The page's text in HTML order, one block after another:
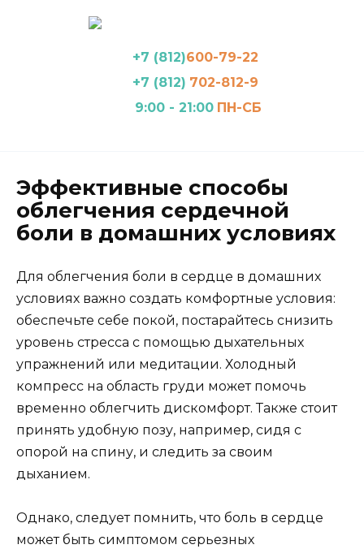
+7 (812)600-79-22
+7 (812) 702-812-9
9:00 - 21:00 ПН-СБ
Эффективные способы
облегчения сердечной
боли в домашних условиях
Для облегчения боли в сердце в домашних
условиях важно создать комфортные условия:
обеспечьте себе покой, постарайтесь снизить
уровень стресса с помощью дыхательных
упражнений или медитации. Холодный
компресс на область груди может помочь
временно облегчить дискомфорт. Также стоит
принять удобную позу, например, сидя с
опорой на спину, и следить за своим
дыханием.
Однако, следует помнить, что боль в сердце
может быть симптомом серьезных